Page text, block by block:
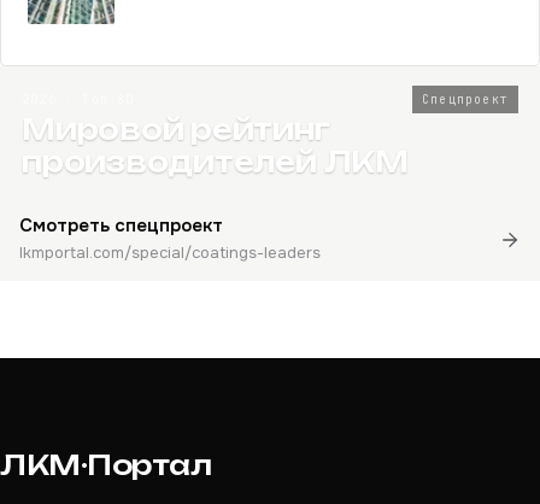
Спецпроект
Мировой рейтинг
производителей ЛКМ
Смотреть спецпроект
lkmportal.com/special/coatings-leaders
ЛКМ·Портал